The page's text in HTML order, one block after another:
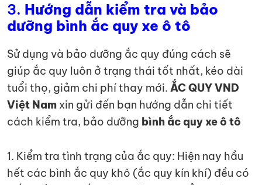
3. Hướng dẫn kiểm tra và bảo
dưỡng bình ắc quy xe ô tô
Sử dụng và bảo dưỡng ắc quy đúng cách sẽ
giúp ắc quy luôn ở trạng thái tốt nhất, kéo dài
tuổi thọ, giảm chi phí thay mới. ẮC QUY VND
Việt Nam xin gửi đến bạn hướng dẫn chi tiết
cách kiểm tra, bảo dưỡng bình ắc quy xe ô tô
1. Kiểm tra tình trạng của ắc quy: Hiện nay hầu
hết các bình ắc quy khô (ắc quy kín khí) đều có